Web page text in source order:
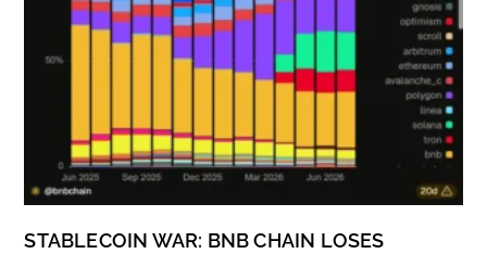
STABLECOIN WAR: BNB CHAIN LOSES